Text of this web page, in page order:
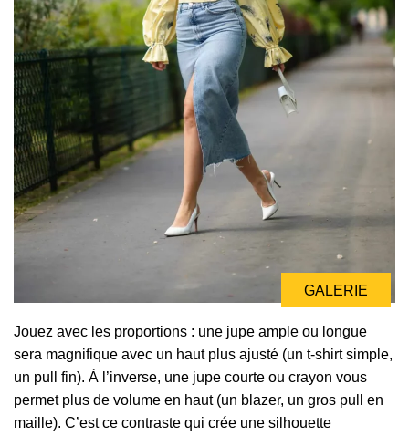
GALERIE
Jouez avec les proportions : une jupe ample ou longue
sera magnifique avec un haut plus ajusté (un t-shirt simple,
un pull fin). À l’inverse, une jupe courte ou crayon vous
permet plus de volume en haut (un blazer, un gros pull en
maille). C’est ce contraste qui crée une silhouette